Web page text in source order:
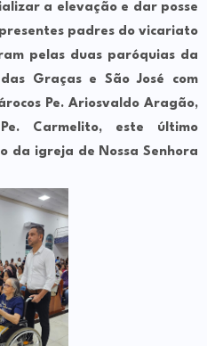
a elevação e dar posse
padres do vicariato
pelas duas paróquias da
Graçase São José com
Pe. Ariosvaldo Aragão,
Pe. Carmelito, este último
da igreja de Nossa Senhora